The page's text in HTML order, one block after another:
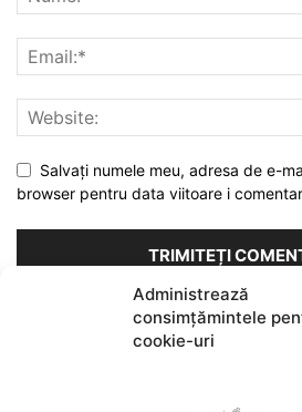
Administrează
consimțămintele
cookie-uri
Salvați numele meu, adresa de e-
browser pentru data viitoare i
Acest site folosește Akismet pentru a
sunt procesate datele comentariilor tale